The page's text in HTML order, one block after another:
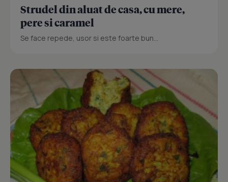
Strudel din aluat de casa, cu mere,
pere si caramel
Se face repede, usor si este foarte bun...